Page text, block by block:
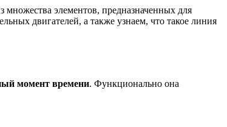
множества элементов, предназначенных для
двигателей, а также узнаем, что такое линия
момент времени. Функционально она